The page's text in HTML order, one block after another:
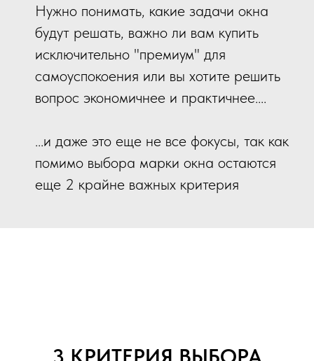
Нужно понимать, какие задачи окна
будут решать, важно ли вам купить
исключительно "премиум" для
самоуспокоения или вы хотите решить
вопрос экономичнее и практичнее....
...и даже это еще не все фокусы, так как
помимо выбора марки окна остаются
еще 2 крайне важных критерия
3 КРИТЕРИЯ ВЫБОРА